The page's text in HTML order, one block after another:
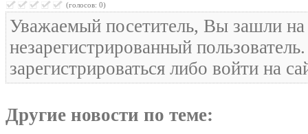
(голосов: 0)
Уважаемый посетитель, Вы зашли на
незарегистрированный
зарегистрироваться либо войти на
Другие новости по теме: